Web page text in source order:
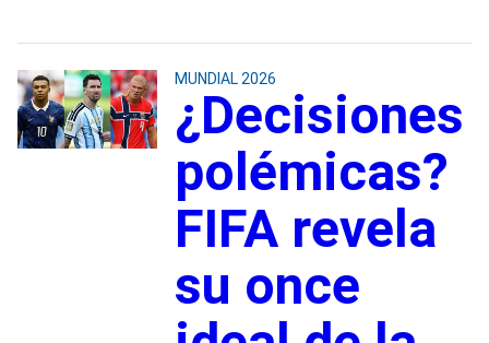
MUNDIAL 2026
¿Decisiones
polémicas?
FIFA revela
su once